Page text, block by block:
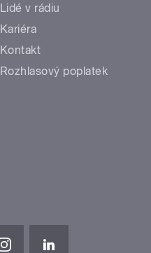
Lidé v rádiu
Kariéra
Kontakt
Rozhlasový poplatek